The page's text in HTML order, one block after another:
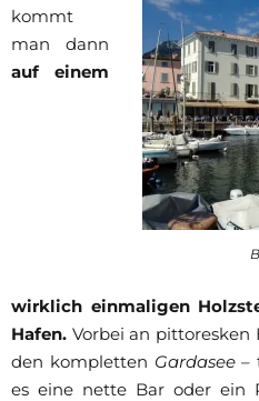
kommt
man dann
auf einem
wirklich einmaligen
Hafen. Vorbei an
den kompletten Gardasee–
es eine nette Bar oder ein